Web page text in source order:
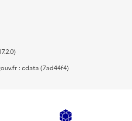
: cdata (7ad44f4)